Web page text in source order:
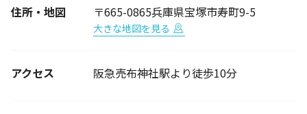
住所・地図
〒665-0865兵庫県宝塚市寿町9-5
大きな地図を見る
アクセス 阪急売布神社駅より徒歩10分